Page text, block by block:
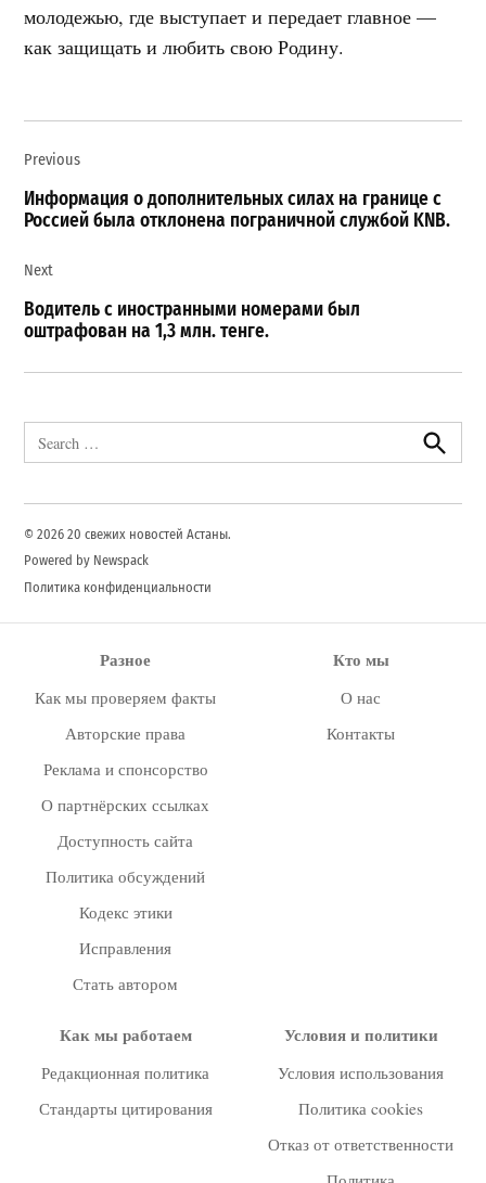
молодежью, где выступает и передает главное —
как защищать и любить свою Родину.
по
записям
Previous
Информация о дополнительных силах на границе с
Россией была отклонена пограничной службой KNB.
Next
Водитель с иностранными номерами был
оштрафован на 1,3 млн. тенге.
for:
Search
© 2026 20 свежих новостей Астаны.
Powered by Newspack
Политика конфиденциальности
Разное
Как мы проверяем факты
Авторские права
Реклама и спонсорство
О партнёрских ссылках
Доступность сайта
Политика обсуждений
Кодекс этики
Исправления
Стать автором
Кто мы
О нас
Контакты
Как мы работаем
Редакционная политика
Стандарты цитирования
Условия и политики
Условия использования
Политика cookies
Отказ от ответственности